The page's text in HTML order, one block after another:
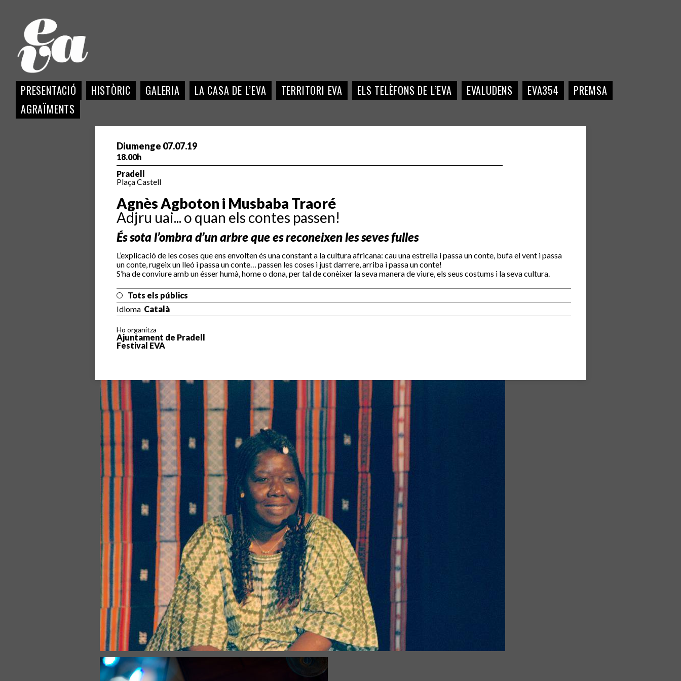
PRESENTACIÓ HISTÒRIC GALERIA LA CASA DE L’EVA TERRITORI EVA ELS TELÈFONS DE L’EVA EVALUDENS EVA354
PREMSA
AGRAÏMENTS
Diumenge 07.07.19
18.00h
Pradell
Plaça Castell
Agnès Agboton i Musbaba Traoré
Adjru uai... o quan els contes passen!
És sota l’ombra d’un arbre que es reconeixen les seves fulles
L’explicació de les coses que ens envolten és una constant a la cultura africana: cau una estrella i passa un conte, bufa el vent i passa
un conte, rugeix un lleó i passa un conte… passen les coses i just darrere, arriba i passa un conte!
S’ha de conviure amb un ésser humà, home o dona, per tal de conèixer la seva manera de viure, els seus costums i la seva cultura.
Tots els públics
Idioma Català
Ho organitza
Ajuntament de Pradell
Festival EVA